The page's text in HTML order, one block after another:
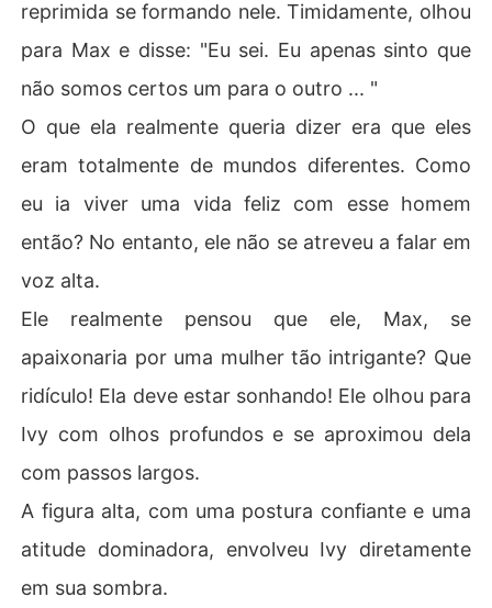
reprimida se formando nele. Timidamente, olhou
para Max e disse: "Eu sei. Eu apenas sinto que
não somos certos um para o outro ... "
O que ela realmente queria dizer era que eles
eram totalmente de mundos diferentes. Como
eu ia viver uma vida feliz com esse homem
então? No entanto, ele não se atreveu a falar em
voz alta.
Ele realmente pensou que ele, Max, se
apaixonaria por uma mulher tão intrigante? Que
ridículo! Ela deve estar sonhando! Ele olhou para
Ivy com olhos profundos e se aproximou dela
com passos largos.
A figura alta, com uma postura confiante e uma
atitude dominadora, envolveu Ivy diretamente
em sua sombra.